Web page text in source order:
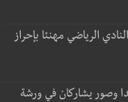
الرياضي مهنئا بإحراز
وصور يشاركان في ورشة